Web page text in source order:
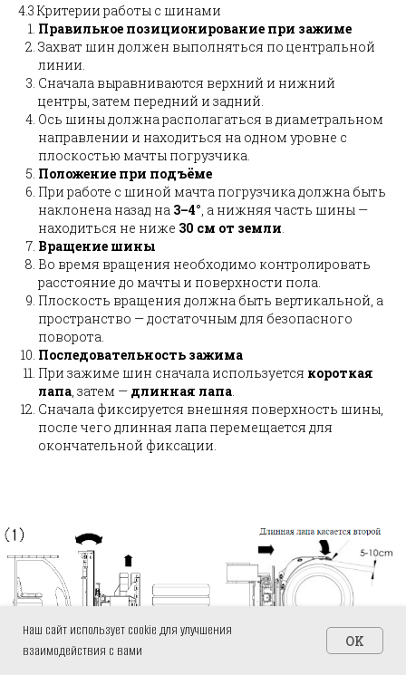
4.3 Критерии работы с шинами
Правильное позиционирование при зажиме
Захват шин должен выполняться по центральной
линии.
Сначала выравниваются верхний и нижний
центры, затем передний и задний.
Ось шины должна располагаться в диаметральном
направлении и находиться на одном уровне с
плоскостью мачты погрузчика.
Положение при подъёме
При работе с шиной мачта погрузчика должна быть
наклонена назад на 3–4° , а нижняя часть шины —
находиться не ниже 30 см от земли
Вращение шины
Во время вращения необходимо контролировать
расстояние до мачты и поверхности пола.
Плоскость вращения должна быть вертикальной, а
пространство — достаточным для безопасного
поворота.
Последовательность зажима
При зажиме шин сначала используется короткая
лапа , затем — длинная лапа
Сначала фиксируется внешняя поверхность шины,
после чего длинная лапа перемещается для
окончательной фиксации.
Наш сайт использует cookie для улучшения
взаимодействия с вами
OK